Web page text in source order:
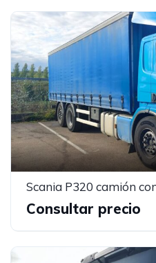
Scania P320 camión
Consultar precio